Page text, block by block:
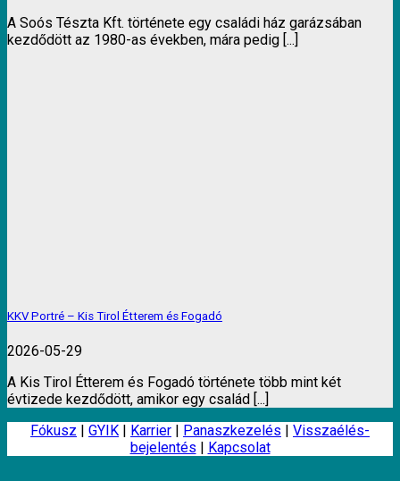
A Soós Tészta Kft. története egy családi ház garázsában
kezdődött az 1980-as években, mára pedig [...]
KKV Portré – Kis Tirol Étterem és Fogadó
2026-05-29
A Kis Tirol Étterem és Fogadó története több mint két
évtizede kezdődött, amikor egy család [...]
Fókusz | GYIK | Karrier | Panaszkezelés | Visszaélés-
bejelentés | Kapcsolat